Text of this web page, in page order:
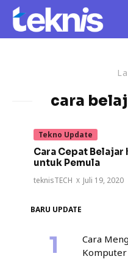
cara
Tekno Update
Cara Cepat
untuk Pemula
teknisTECH · Juli 19, 2020
BARU UPDATE
Cara